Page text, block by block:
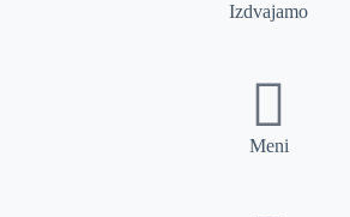
Izdvajamo
Meni